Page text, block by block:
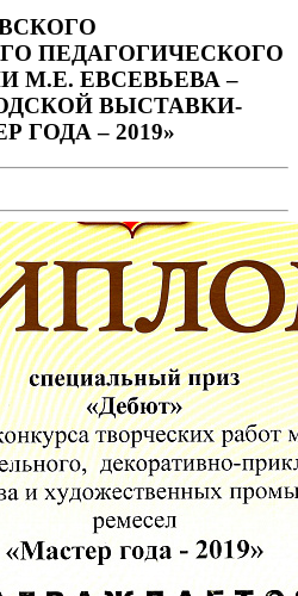
ПЕДАГОГИЧЕСКОГО
М.Е. ЕВСЕВЬЕВА –
ВЫСТАВКИ-
ГОДА – 2019»